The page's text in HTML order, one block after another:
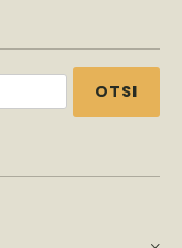
OTSI